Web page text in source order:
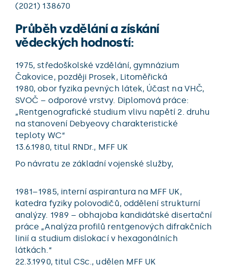
(2021) 138670
Průběh vzdělání a získání
vědeckých hodností:
1975, středoškolské vzdělání, gymnázium
Čakovice, později Prosek, Litoměřická
1980, obor fyzika pevných látek, Účast na VHČ,
SVOČ – odporové vrstvy. Diplomová práce:
„Rentgenografické studium vlivu napětí 2. druhu
na stanovení Debyeovy charakteristické
teploty WC“
13.6.1980, titul RNDr., MFF UK
Po návratu ze základní vojenské služby,
1981–1985, interní aspirantura na MFF UK,
katedra fyziky polovodičů, oddělení strukturní
analýzy. 1989 – obhajoba kandidátské disertační
práce „Analýza profilů rentgenových difrakčních
linií a studium dislokací v hexagonálních
látkách.“
22.3.1990, titul CSc., udělen MFF UK